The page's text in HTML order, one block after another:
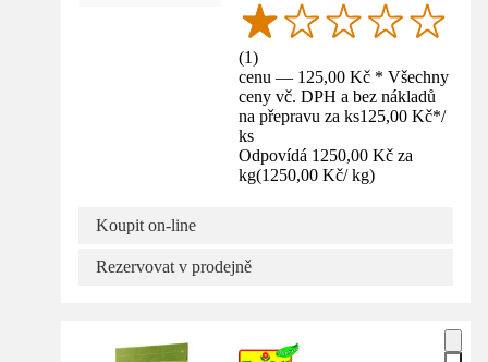
(1)
cenu — 125,00 Kč * Všechny
ceny vč. DPH a bez nákladů
na přepravu za ks125,00 Kč*/
ks
Odpovídá 1250,00 Kč za
kg(1250,00 Kč/ kg)
Koupit on-line
Rezervovat v prodejně